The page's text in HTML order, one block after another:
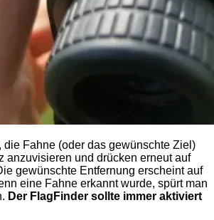
die Fahne (oder das gewünschte Ziel)
anzuvisieren und drücken erneut auf
gewünschte Entfernung erscheint auf
eine Fahne erkannt wurde, spürt man
Der FlagFinder sollte immer aktiviert